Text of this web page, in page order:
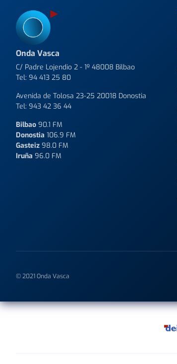
Onda Vasca
C/ Padre Lojendio 2 - 1º 48008 Bilbao
Tel: 94 413 25 80
Avenida de Tolosa 23-25 20018 Donostia
Tel: 943 42 36 44
Bilbao 90.1 FM
Donostia 106.9 FM
Gasteiz 98.0 FM
Iruña 96.0 FM
© 2021 Onda Vasca